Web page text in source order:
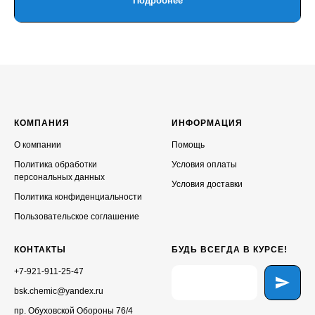
КОМПАНИЯ
О компании
Политика обработки
персональных данных
Политика конфиденциальности
Пользовательское соглашение
ИНФОРМАЦИЯ
Помощь
Условия оплаты
Условия доставки
КОНТАКТЫ
+7-921-911-25-47
bsk.chemic@yandex.ru
пр. Обуховской Обороны 76/4
БУДЬ ВСЕГДА В КУРСЕ!